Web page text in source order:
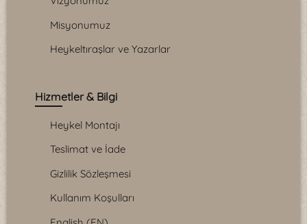
Misyonumuz
Heykeltıraşlar ve Yazarlar
Hizmetler & Bilgi
Heykel Montajı
Teslimat ve İade
Gizlilik Sözleşmesi
Kullanım Koşulları